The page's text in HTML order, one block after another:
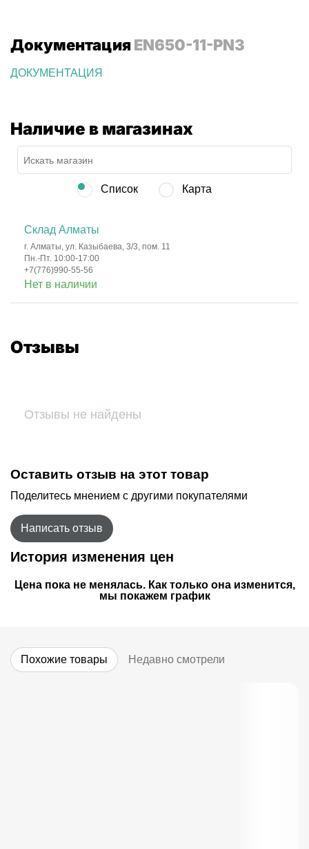
Документация EN650-11-PN3
ДОКУМЕНТАЦИЯ
Наличие в магазинах
Список Карта
Склад Алматы
г. Алматы, ул. Казыбаева, 3/3, пом. 11
Пн.-Пт. 10:00-17:00
+7(776)990-55-56
Нет в наличии
Отзывы
Отзывы не найдены
Оставить отзыв на этот товар
Поделитесь мнением с другими покупателями
Написать отзыв
История изменения цен
Цена пока не менялась. Как только она изменится,
мы покажем график
Похожие товары Недавно смотрели